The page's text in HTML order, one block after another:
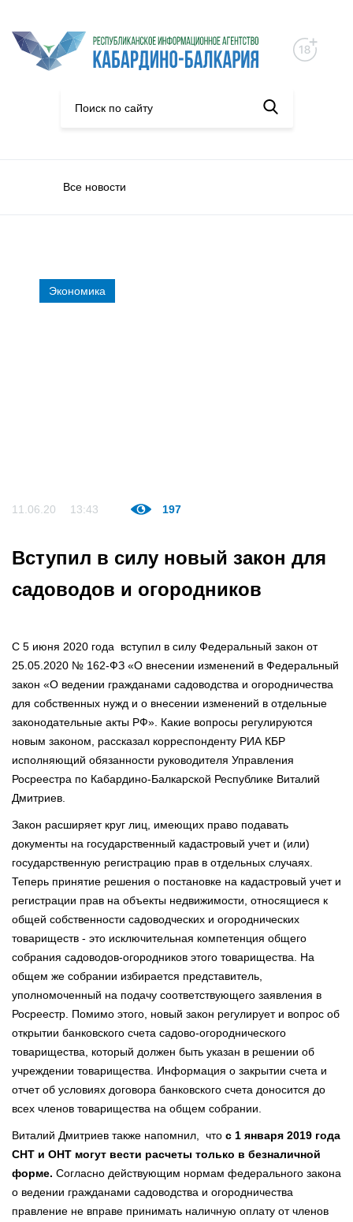
Все новости
Экономика
11.06.20 13:43 197
Вступил в силу новый закон для
садоводов и огородников
С 5 июня 2020 года вступил в силу Федеральный закон от
25.05.2020 № 162-ФЗ «О внесении изменений в Федеральный
закон «О ведении гражданами садоводства и огородничества
для собственных нужд и о внесении изменений в отдельные
законодательные акты РФ». Какие вопросы регулируются
новым законом, рассказал корреспонденту РИА КБР
исполняющий обязанности руководителя Управления
Росреестра по Кабардино-Балкарской Республике Виталий
Дмитриев.
Закон расширяет круг лиц, имеющих право подавать
документы на государственный кадастровый учет и (или)
государственную регистрацию прав в отдельных случаях.
Теперь принятие решения о постановке на кадастровый учет и
регистрации прав на объекты недвижимости, относящиеся к
общей собственности садоводческих и огороднических
товариществ - это исключительная компетенция общего
собрания садоводов-огородников этого товарищества. На
общем же собрании избирается представитель,
уполномоченный на подачу соответствующего заявления в
Росреестр. Помимо этого, новый закон регулирует и вопрос об
открытии банковского счета садово-огороднического
товарищества, который должен быть указан в решении об
учреждении товарищества. Информация о закрытии счета и
отчет об условиях договора банковского счета доносится до
всех членов товарищества на общем собрании.
Виталий Дмитриев также напомнил, что с 1 января 2019 года
СНТ и ОНТ могут вести расчеты только в безналичной
форме. Согласно действующим нормам федерального закона
о ведении гражданами садоводства и огородничества
правление не вправе принимать наличную оплату от членов